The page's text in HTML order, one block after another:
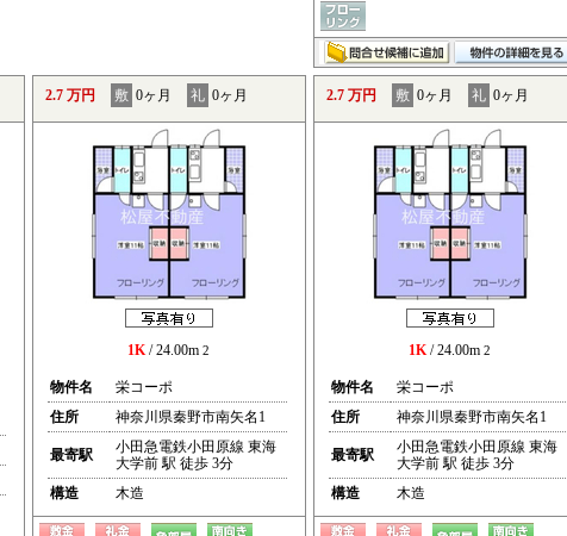
2.7 万円 敷 0ヶ月 礼 0ヶ月
1K/ 24.00m 2
物件名
栄コーポ
住所
神奈川県秦野市南矢名1
最寄駅
小田急電鉄小田原線 東海
大学前 駅 徒歩 3分
構造
木造
2.7 万円 敷 0ヶ月 礼 0ヶ月
1K/ 24.00m 2
物件名
栄コーポ
住所
神奈川県秦野市南矢名1
最寄駅
小田急電鉄小田原線 東海
大学前 駅 徒歩 3分
構造
木造